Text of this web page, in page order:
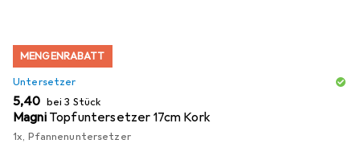
MENGENRABATT
Untersetzer
EUR
5,40 bei 3 Stück
Magni Topfuntersetzer 17cm Kork
1x, Pfannenuntersetzer